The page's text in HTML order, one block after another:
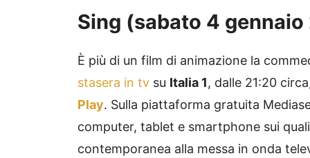
Sing (sabato 4
È più di un film di animazione la
stasera in tv su Italia 1, dalle 21:20
Play. Sulla piattaforma gratuita
computer, tablet e smartphone sui
contemporanea alla messa in onda